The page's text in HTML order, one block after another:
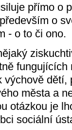
přímo o
o
- o to či ono.
výchově dětí,
města a
otázkou je
sociální